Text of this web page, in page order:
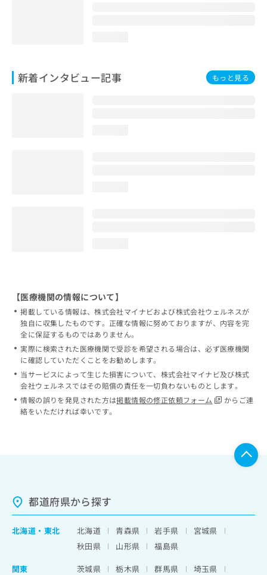
新着インタビュー記事 もっと見る
【医療機関の情報について】
掲載している情報は、株式会社マイナビおよび株式会社ウェルネスが
独自に収集したものです。正確な情報に努めておりますが、内容を完
全に保証するものではありません。
実際に検索された医療機関で受診を希望される場合は、必ず医療機関
に確認していただくことをお勧めします。
当サービスによって生じた損害について、株式会社マイナビ及び株式
会社ウェルネスではその賠償の責任を一切負わないものとします。
情報の誤りを発見された方は掲載情報の修正依頼フォーム
からご連
絡をいただければ幸いです。
都道府県から探す
北海道 ・ 東北 北海道 青森県 岩手県
宮城県
秋田県
山形県
福島県
関東
茨城県 栃木県 群馬県
埼玉県